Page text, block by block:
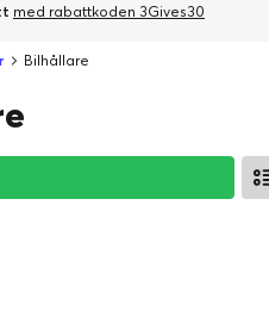
med rabattkoden 3Gives30
Bilhållare